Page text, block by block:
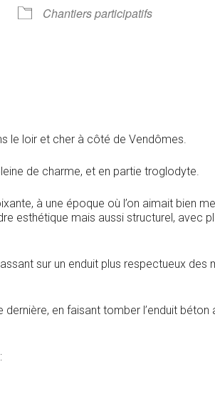
Chantiers participatifs
le loir et cher à côté de Vendômes.
de charme, et en partie troglodyte.
à une époque où l’on aimait bien
esthétique mais aussi structurel, avec
sur un enduit plus respectueux des
en faisant tomber l’enduit béton